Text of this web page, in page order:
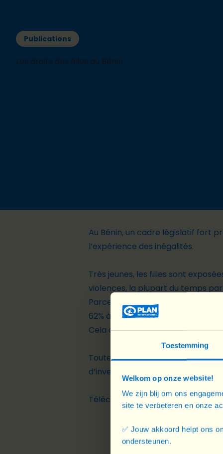
Toestemming
Welkom op onze website!
We zijn blij om ons
site te verbeteren en onze
✅ Jouw akkoord helpt ons
ondersteunen.
Publications
Les droits des filles au Bénin
Au Bénin, un cadre législatif fort
l’expérience des inégalités.
Très jeunes, les filles sont
violences, la plupart du temps
Parce que leur éducation est
62% à 29% de scolarisation – et
Cela a des conséquences à long-
Toute une série d’obstacles
d’investissement, compétences
Téléchargez ci-dessous le